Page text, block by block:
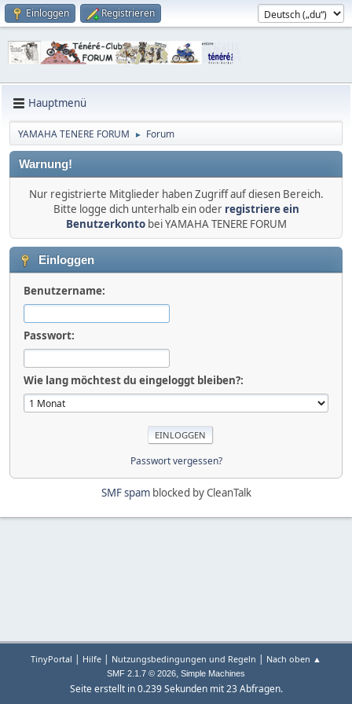
Einloggen Registrieren
Hauptmenü
YAMAHA TENERE FORUM ► Forum
Warnung!
Nur registrierte Mitglieder haben Zugriff auf diesen Bereich.
Bitte logge dich unterhalb ein oder registriere ein
Benutzerkontobei YAMAHA TENERE FORUM
Einloggen
Benutzername:
Passwort:
Wie lang möchtest du eingeloggt bleiben?:
Passwort vergessen?
SMF spamblocked by CleanTalk
TinyPortal | Hilfe | Nutzungsbedingungen und Regeln | Nach oben ▲
SMF 2.1.7 © 2026, Simple Machines
Seite erstellt in 0.239 Sekunden mit 23 Abfragen.